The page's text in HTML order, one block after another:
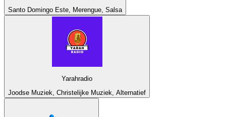
Santo Domingo Este, Merengue, Salsa
Yarahradio
Joodse Muziek, Christelijke Muziek, Alternatief